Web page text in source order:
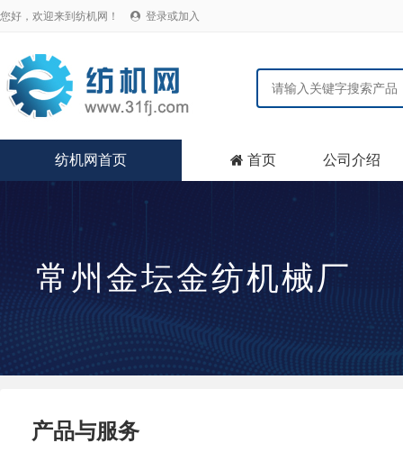
您好，欢迎来到纺机网！  登录或加入
纺机网首页  首页 公司介绍
常州金坛金纺机械厂
产品与服务